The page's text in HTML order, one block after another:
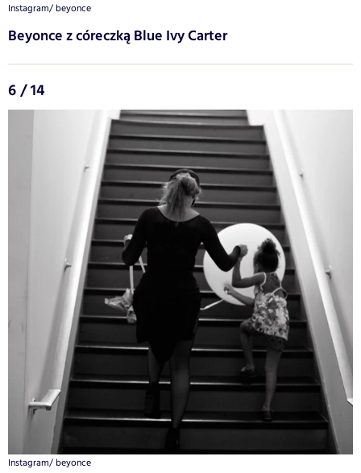
Instagram/ beyonce
Beyonce z córeczką Blue Ivy Carter
6 / 14
Instagram/ beyonce